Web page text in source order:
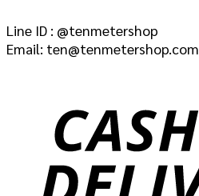
Line ID : @tenmetershop
Email: ten@tenmetershop.com